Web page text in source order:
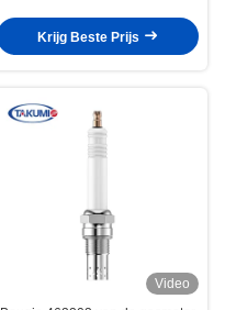
de Bougiegasfornuis voor
jenbacher industriële bougie
Krijg Beste Prijs
Video